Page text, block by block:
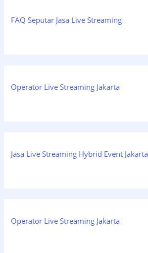
FAQ Seputar Jasa Live Streaming
Operator Live Streaming Jakarta
Jasa Live Streaming Hybrid Event Jakarta
Operator Live Streaming Jakarta